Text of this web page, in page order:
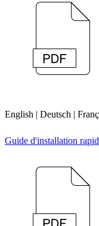
English | Deutsch |
Guide d'installation